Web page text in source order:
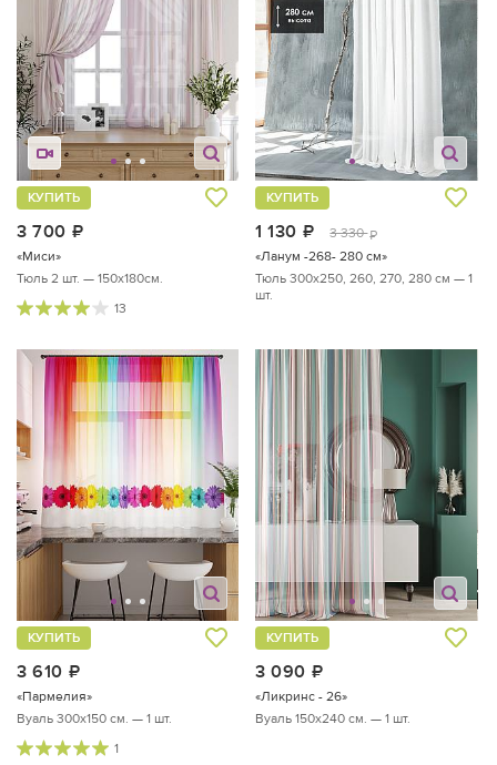
3 700
КУПИТЬ
«Миси»
Тюль 2 шт. — 150х180см.
13
1 130 руб.
3 330 руб.
КУПИТЬ
«Ланум -268- 280 см»
Тюль 300х250, 260, 270, 280 см — 1
шт.
3 610
КУПИТЬ
«Пармелия»
Вуаль 300х150 см. — 1 шт.
1
3 090
КУПИТЬ
«Ликринс - 26»
Вуаль 150х240 см. — 1 шт.